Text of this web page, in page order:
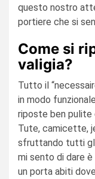
questo nostro
portiere che si
Come si
valigia?
Tutto il
in modo
riposte ben
Tute, camicette,
sfruttando tutti gli
mi sento di dare
un porta abiti